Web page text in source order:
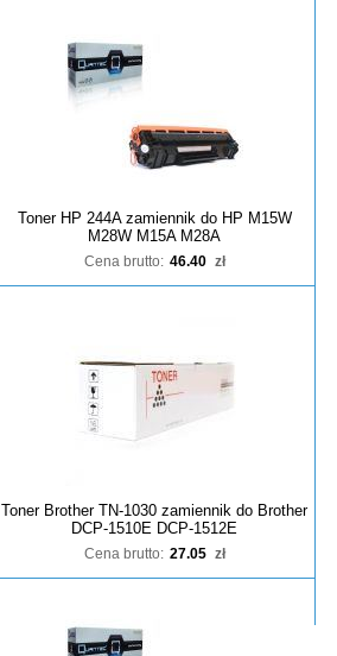
Toner HP 244A zamiennik do HP M15W
M28W M15A M28A
Cena brutto: 46.40 zł
Toner Brother TN-1030 zamiennik do Brother
DCP-1510E DCP-1512E
Cena brutto: 27.05 zł